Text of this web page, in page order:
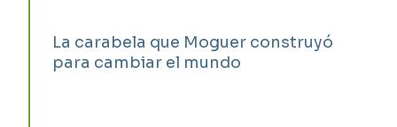
La carabela que Moguer construyó
para cambiar el mundo